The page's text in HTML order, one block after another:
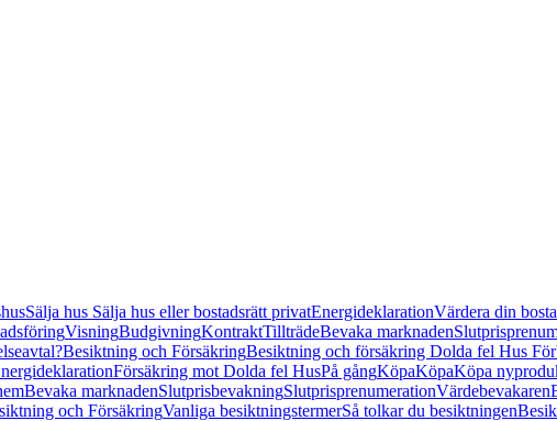
Sälja hus Sälja hus eller bostadsrätt privatEnergideklarationVärdera din
VisningBudgivningKontraktTillträdeBevaka marknaden
Besiktning och FörsäkringBesiktning och försäkring Dolda fel Hus
Försäkring mot Dolda fel HusPå gångKöpaKöpaKöpa
Bevaka marknadenSlutprisbevakningSlutprisprenumerationVärdebevakaren
och FörsäkringVanliga besiktningstermerSå tolkar du besiktningen